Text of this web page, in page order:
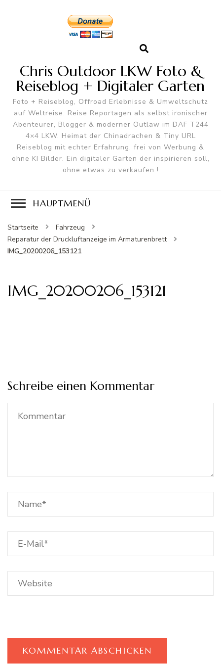
Chris Outdoor LKW Foto &
Reiseblog + Digitaler Garten
Foto + Reiseblog, Offroad Erlebnisse & Umweltschutz
auf Weltreise. Reise Reportagen als selbst ironischer
Abenteurer, Blogger & moderner Outlaw im DAF T244
4×4 LKW. Heimat der Chinadrachen & Tiny URL
Reiseblog mit echter Erfahrung, frei von Werbung &
ohne KI Bilder. Ein digitaler Garten der inspirieren soll,
ohne etwas zu verkaufen !
HAUPTMENÜ
Startseite
Fahrzeug
Reparatur der Druckluftanzeige im Armaturenbrett
IMG_20200206_153121
IMG_20200206_153121
Schreibe einen Kommentar